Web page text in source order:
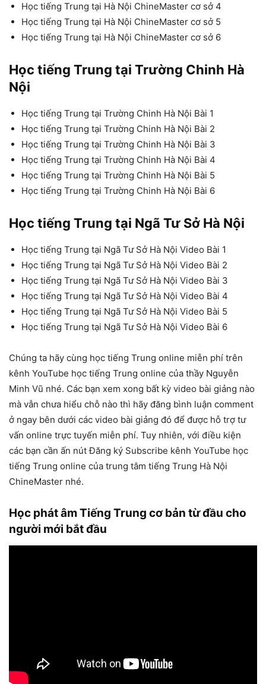
Học tiếng Trung tại Hà Nội ChineMaster cơ sở 4
Học tiếng Trung tại Hà Nội ChineMaster cơ sở 5
Học tiếng Trung tại Hà Nội ChineMaster cơ sở 6
Học tiếng Trung tại Trường Chinh Hà
Nội
Học tiếng Trung tại Trường Chinh Hà Nội Bài 1
Học tiếng Trung tại Trường Chinh Hà Nội Bài 2
Học tiếng Trung tại Trường Chinh Hà Nội Bài 3
Học tiếng Trung tại Trường Chinh Hà Nội Bài 4
Học tiếng Trung tại Trường Chinh Hà Nội Bài 5
Học tiếng Trung tại Trường Chinh Hà Nội Bài 6
Học tiếng Trung tại Ngã Tư Sở Hà Nội
Học tiếng Trung tại Ngã Tư Sở Hà Nội Video Bài 1
Học tiếng Trung tại Ngã Tư Sở Hà Nội Video Bài 2
Học tiếng Trung tại Ngã Tư Sở Hà Nội Video Bài 3
Học tiếng Trung tại Ngã Tư Sở Hà Nội Video Bài 4
Học tiếng Trung tại Ngã Tư Sở Hà Nội Video Bài 5
Học tiếng Trung tại Ngã Tư Sở Hà Nội Video Bài 6
Chúng ta hãy cùng học tiếng Trung online miễn phí trên
kênh YouTube học tiếng Trung online của thầy Nguyễn
Minh Vũ nhé. Các bạn xem xong bất kỳ video bài giảng nào
mà vẫn chưa hiểu chỗ nào thì hãy đăng bình luận comment
ở ngay bên dưới các video bài giảng đó để được hỗ trợ tư
vấn online trực tuyến miễn phí. Tuy nhiên, với điều kiện
các bạn cần ấn nút Đăng ký Subscribe kênh YouTube học
tiếng Trung online của trung tâm tiếng Trung Hà Nội
ChineMaster nhé.
Học phát âm Tiếng Trung cơ bản từ đầu cho
người mới bắt đầu